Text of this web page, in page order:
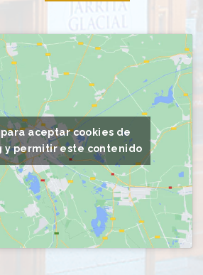
para aceptar cookies de
y permitir este contenido